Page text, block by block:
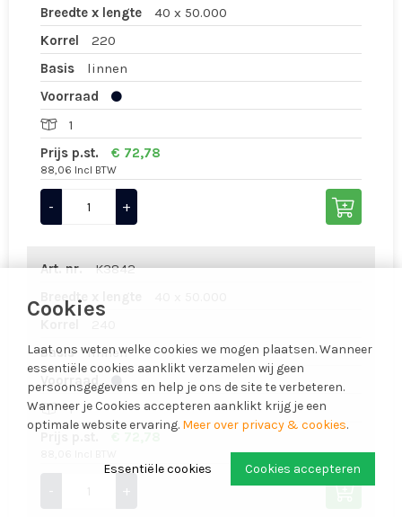
Cookies
Laat ons weten welke cookies we mogen plaatsen. Wanneer
essentiële cookies aanklikt verzamelen wij geen
persoonsgegevens en help je ons de site te verbeteren.
Wanneer je Cookies accepteren aanklikt krijg je een
optimale website ervaring. Meer over privacy & cookies.
Cookies accepteren
Essentiële cookies
Breedte x lengte
40 x 50.000
Korrel
220
Basis
linnen
Voorraad
1
Prijs p.st.
€ 72,78
88,06 Incl BTW
- +
Art. nr.
K3842
Breedte x lengte
Basis linnen
Voorraad
1
- +